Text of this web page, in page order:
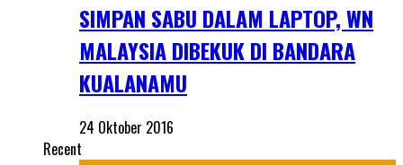
SIMPAN SABU DALAM LAPTOP, WN
MALAYSIA DIBEKUK DI BANDARA
KUALANAMU
24 Oktober 2016
Recent